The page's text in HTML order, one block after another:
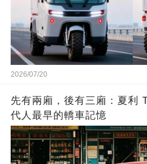
2026/07/20
先有兩廂，後有三廂：夏利
代人最早的轎車記憶